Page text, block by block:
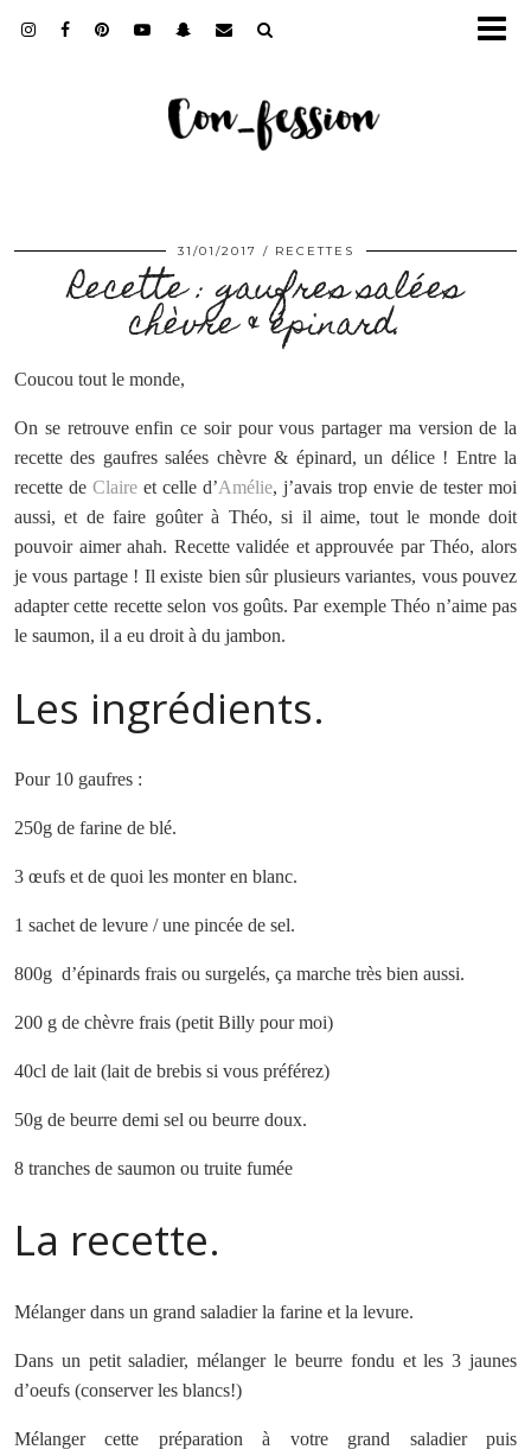
31/01/2017 RECETTES
Recette : gaufres salées
chèvre & épinard.
Coucou tout le monde,
On se retrouve enfin ce soir pour vous partager ma version de la
recette des gaufres salées chèvre & épinard, un délice ! Entre la
recette de Claire et celle d’Amélie, j’avais trop envie de tester moi
aussi, et de faire goûter à Théo, si il aime, tout le monde doit
pouvoir aimer ahah. Recette validée et approuvée par Théo, alors
je vous partage ! Il existe bien sûr plusieurs variantes, vous pouvez
adapter cette recette selon vos goûts. Par exemple Théo n’aime pas
le saumon, il a eu droit à du jambon.
Les ingrédients.
Pour 10 gaufres :
250g de farine de blé.
3 œufs et de quoi les monter en blanc.
1 sachet de levure / une pincée de sel.
800g d’épinards frais ou surgelés, ça marche très bien aussi.
200 g de chèvre frais (petit Billy pour moi)
40cl de lait (lait de brebis si vous préférez)
50g de beurre demi sel ou beurre doux.
8 tranches de saumon ou truite fumée
La recette.
Mélanger dans un grand saladier la farine et la levure.
Dans un petit saladier, mélanger le beurre fondu et les 3 jaunes
d’oeufs (conserver les blancs!)
Mélanger cette préparation à votre grand saladier puis